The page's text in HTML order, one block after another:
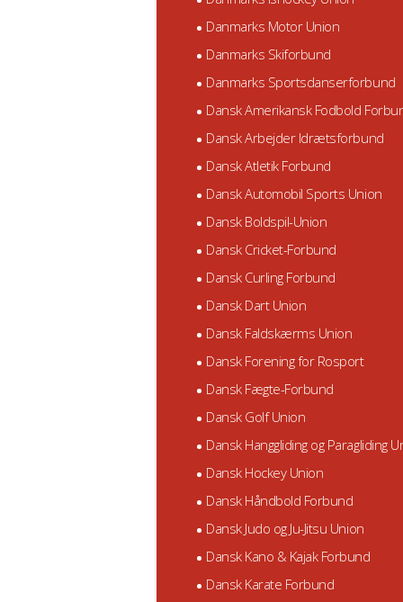
Danmarks Motor Union
Danmarks Skiforbund
Danmarks Sportsdanserforbund
Dansk Amerikansk Fodbold
Dansk Arbejder Idrætsforbund
Dansk Atletik Forbund
Dansk Automobil Sports Union
Dansk Boldspil-Union
Dansk Cricket-Forbund
Dansk Curling Forbund
Dansk Dart Union
Dansk Faldskærms Union
Dansk Forening for Rosport
Dansk Fægte-Forbund
Dansk Golf Union
Dansk Hanggliding og Paragliding
Dansk Hockey Union
Dansk Håndbold Forbund
Dansk Judo og Ju-Jitsu Union
Dansk Kano & Kajak Forbund
Dansk Karate Forbund